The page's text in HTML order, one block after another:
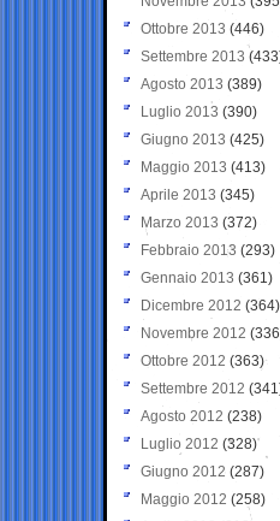
Ottobre 2013 (446)
Settembre 2013
Agosto 2013 (389)
Luglio 2013 (390)
Giugno 2013 (425)
Maggio 2013 (413)
Aprile 2013 (345)
Marzo 2013 (372)
Febbraio 2013 (293)
Gennaio 2013 (361)
Dicembre 2012 (364)
Novembre 2012
Ottobre 2012 (363)
Settembre 2012
Agosto 2012 (238)
Luglio 2012 (328)
Giugno 2012 (287)
Maggio 2012 (258)